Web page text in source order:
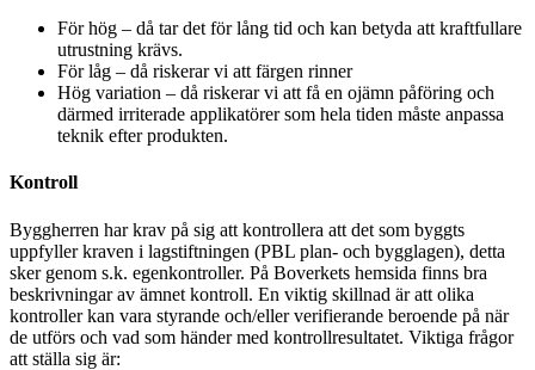
För hög – då tar det för lång tid och kan betyda att kraftfullare
utrustning krävs.
För låg – då riskerar vi att färgen rinner
Hög variation – då riskerar vi att få en ojämn påföring och
därmed irriterade applikatörer som hela tiden måste anpassa
teknik efter produkten.
Kontroll
Byggherren har krav på sig att kontrollera att det som byggts
uppfyller kraven i lagstiftningen (PBL plan- och bygglagen), detta
sker genom s.k. egenkontroller. På Boverkets hemsida finns bra
beskrivningar av ämnet kontroll. En viktig skillnad är att olika
kontroller kan vara styrande och/eller verifierande beroende på när
de utförs och vad som händer med kontrollresultatet. Viktiga frågor
att ställa sig är: